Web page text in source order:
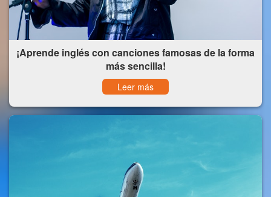
¡Aprende inglés con canciones famosas de la forma
más sencilla!
Leer más